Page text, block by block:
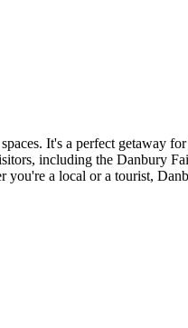
It's a perfect getaway
including the Danbury
a local or a tourist,